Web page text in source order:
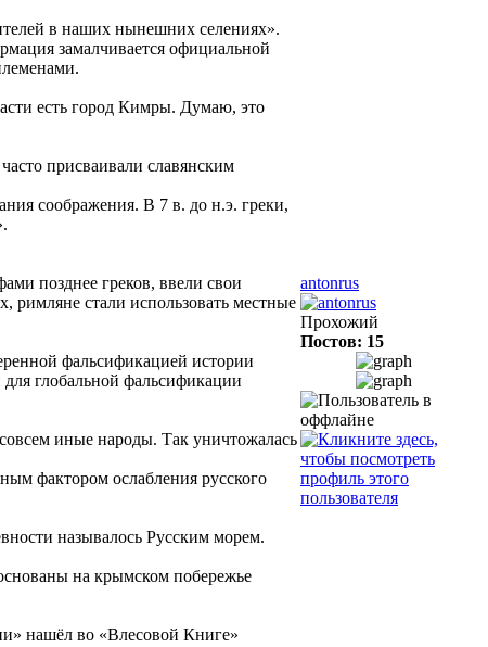
в наших нынешних селениях».
замалчивается официальной
есть город Кимры. Думаю, это
присваивали славянским
соображения. В 7 в. до н.э. греки,
позднее греков, ввели свои
римляне стали использовать местные
фальсификацией истории
глобальной фальсификации
иные народы. Так уничтожалась
фактором ослабления русского
называлось Русским морем.
на крымском побережье
нашёл во «Влесовой Книге»
antonrus
Прохожий
Постов: 15